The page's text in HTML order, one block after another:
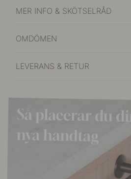
MER INFO & SKÖTSELRÅD
OMDÖMEN
LEVERANS & RETUR